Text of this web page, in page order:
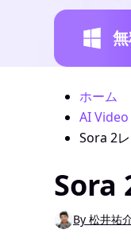
ホーム
AI
Sora 2
Sora
By 松井祐